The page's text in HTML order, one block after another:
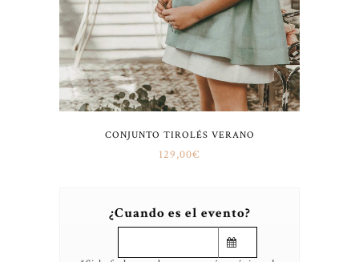
CONJUNTO TIROLÉS VERANO
129,00€
¿Cuando es el evento?